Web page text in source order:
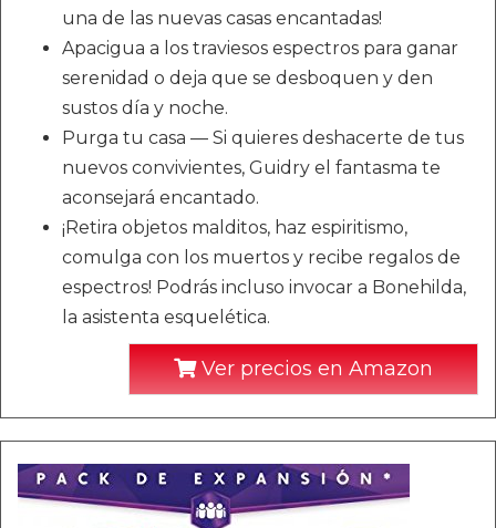
una de las nuevas casas encantadas!
Apacigua a los traviesos espectros para ganar
serenidad o deja que se desboquen y den
sustos día y noche.
Purga tu casa — Si quieres deshacerte de tus
nuevos convivientes, Guidry el fantasma te
aconsejará encantado.
¡Retira objetos malditos, haz espiritismo,
comulga con los muertos y recibe regalos de
espectros! Podrás incluso invocar a Bonehilda,
la asistenta esquelética.
Ver precios en Amazon